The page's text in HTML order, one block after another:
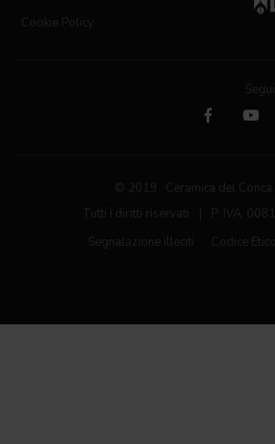
Cookie Policy
© 2019 Ceramica del Conca
Tutti i diritti riservati
P. IVA
Segnalazione illeciti
Codice Etico